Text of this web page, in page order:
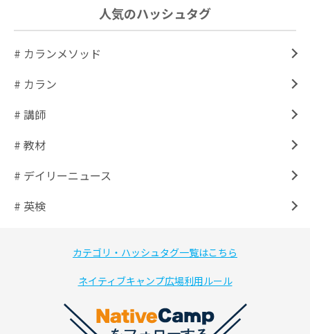
人気のハッシュタグ
# カランメソッド
# カラン
# 講師
# 教材
# デイリーニュース
# 英検
カテゴリ・ハッシュタグ一覧はこちら
ネイティブキャンプ広場利用ルール